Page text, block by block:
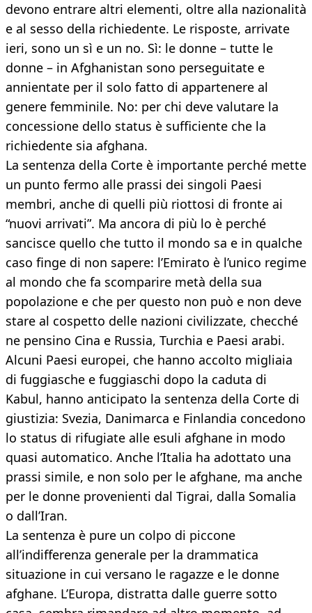
devono entrare altri elementi, oltre alla nazionalità
e al sesso della richiedente. Le risposte, arrivate
ieri, sono un sì e un no. Sì: le donne – tutte le
donne – in Afghanistan sono perseguitate e
annientate per il solo fatto di appartenere al
genere femminile. No: per chi deve valutare la
concessione dello status è sufficiente che la
richiedente sia afghana.
La sentenza della Corte è importante perché mette
un punto fermo alle prassi dei singoli Paesi
membri, anche di quelli più riottosi di fronte ai
“nuovi arrivati”. Ma ancora di più lo è perché
sancisce quello che tutto il mondo sa e in qualche
caso finge di non sapere: l’Emirato è l’unico regime
al mondo che fa scomparire metà della sua
popolazione e che per questo non può e non deve
stare al cospetto delle nazioni civilizzate, checché
ne pensino Cina e Russia, Turchia e Paesi arabi.
Alcuni Paesi europei, che hanno accolto migliaia
di fuggiasche e fuggiaschi dopo la caduta di
Kabul, hanno anticipato la sentenza della Corte di
giustizia: Svezia, Danimarca e Finlandia concedono
lo status di rifugiate alle esuli afghane in modo
quasi automatico. Anche l’Italia ha adottato una
prassi simile, e non solo per le afghane, ma anche
per le donne provenienti dal Tigrai, dalla Somalia
o dall’Iran.
La sentenza è pure un colpo di piccone
all’indifferenza generale per la drammatica
situazione in cui versano le ragazze e le donne
afghane. L’Europa, distratta dalle guerre sotto